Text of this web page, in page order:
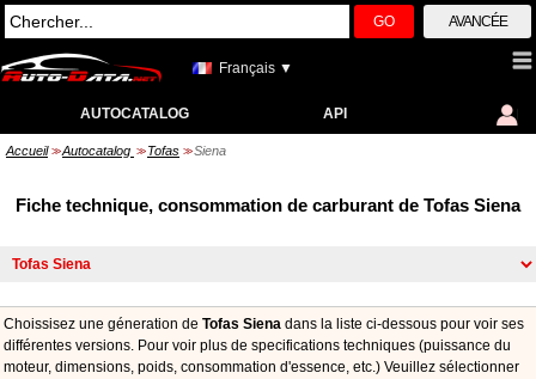
GO AVANCÉE
Français ▼
AUTOCATALOG API
Accueil >> Autocatalog >> Tofas >> Siena
Fiche technique, consommation de carburant de Tofas Siena
Choissisez une géneration de Tofas Siena dans la liste ci-dessous pour voir ses
différentes versions. Pour voir plus de specifications techniques (puissance du
moteur, dimensions, poids, consommation d'essence, etc.) Veuillez sélectionner